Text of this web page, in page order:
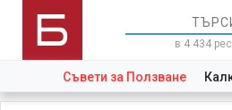
в 4 434
Съвети за Ползване